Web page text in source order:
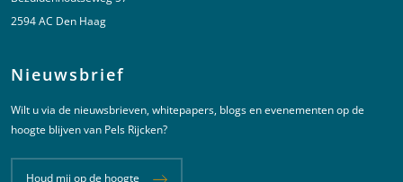
2594 AC Den Haag
Nieuwsbrief
Wilt u via de nieuwsbrieven, whitepapers, blogs en evenementen op de
hoogte blijven van Pels Rijcken?
Houd mij op de hoogte